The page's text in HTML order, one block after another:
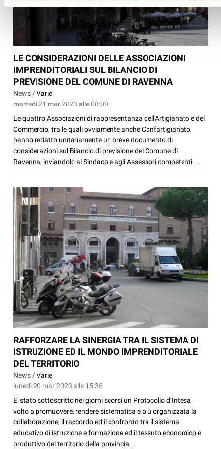
LE CONSIDERAZIONI DELLE ASSOCIAZIONI
IMPRENDITORIALI SUL BILANCIO DI
PREVISIONE DEL COMUNE DI RAVENNA
News /Varie
martedì 21 mar 2023 alle 08:00
Le quattro Associazioni di rappresentanza dell'Artigianato e del
Commercio, tra le quali ovviamente anche Confartigianato,
hanno redatto unitariamente un breve documento di
considerazioni sul Bilancio di previsione del Comune di
Ravenna, inviandolo al Sindaco e agli Assessori competenti....
RAFFORZARE LA SINERGIA TRA IL SISTEMA DI
ISTRUZIONE ED IL MONDO IMPRENDITORIALE
DEL TERRITORIO
News /Varie
lunedì 20 mar 2023 alle 15:38
E' stato sottoscritto nei giorni scorsi un Protocollo d’Intesa
volto a promuovere, rendere sistematica e più organizzata la
collaborazione, il raccordo ed il confronto tra il sistema
educativo di istruzione e formazione ed il tessuto economico e
produttivo del territorio della provincia...